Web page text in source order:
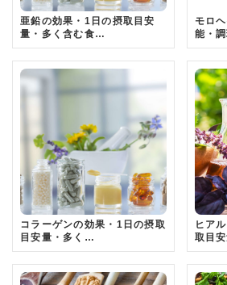
亜鉛の効果・1日の摂取目安
量・多く含む食…
モロ
能・
コラーゲンの効果・1日の摂取
目安量・多く…
ヒア
取目